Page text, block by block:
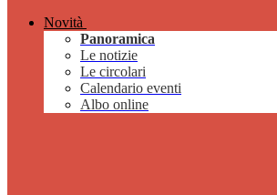
Novità
Panoramica
Le notizie
Le circolari
Calendario eventi
Albo online